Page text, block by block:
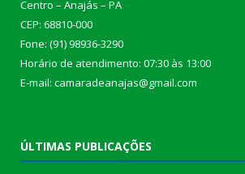
Centro – Anajás – PA
CEP: 68810-000
Fone: (91) 98936-3290
Horário de atendimento: 07:30 às 13:00
E-mail: camaradeanajas@gmail.com
ÚLTIMAS PUBLICAÇÕES